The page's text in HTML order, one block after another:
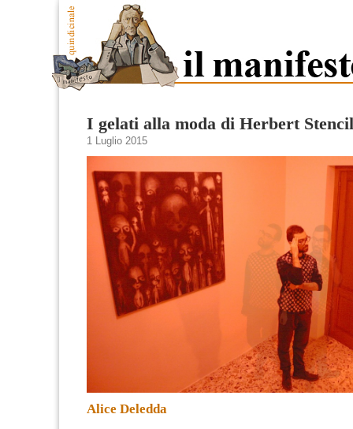
I gelati alla moda di Herbert Stencil
1 Luglio 2015
Alice Deledda